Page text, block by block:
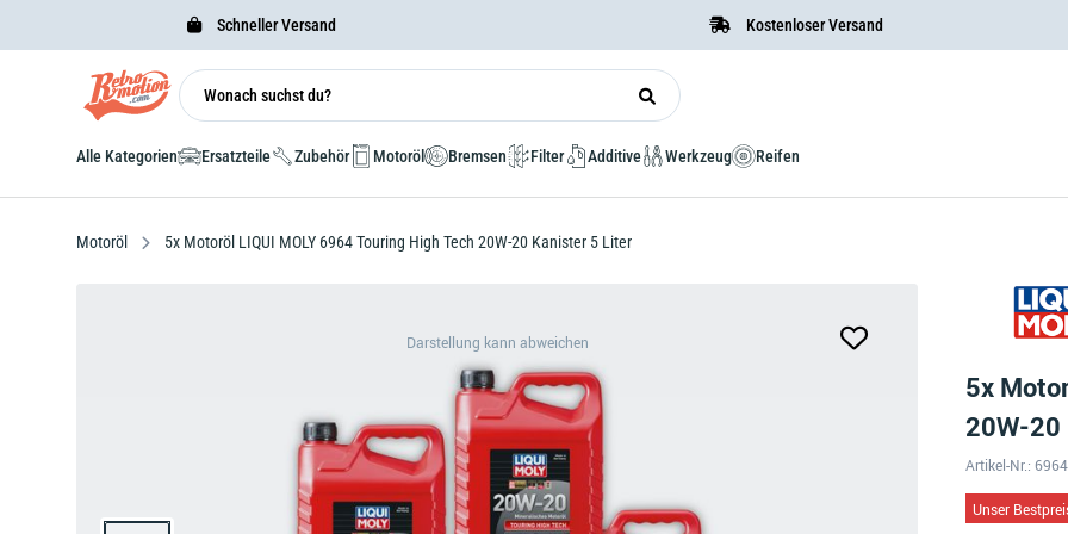
Schneller Versand Kostenloser Versand
Alle Kategorien Ersatzteile Zubehör Motoröl Bremsen Filter Additive Werkzeug Reifen
Motoröl 5x Motoröl LIQUI MOLY 6964 Touring High Tech 20W-20 Kanister 5 Liter
5x
20W-20
Artikel-Nr.:
Unser
Darstellung kann abweichen